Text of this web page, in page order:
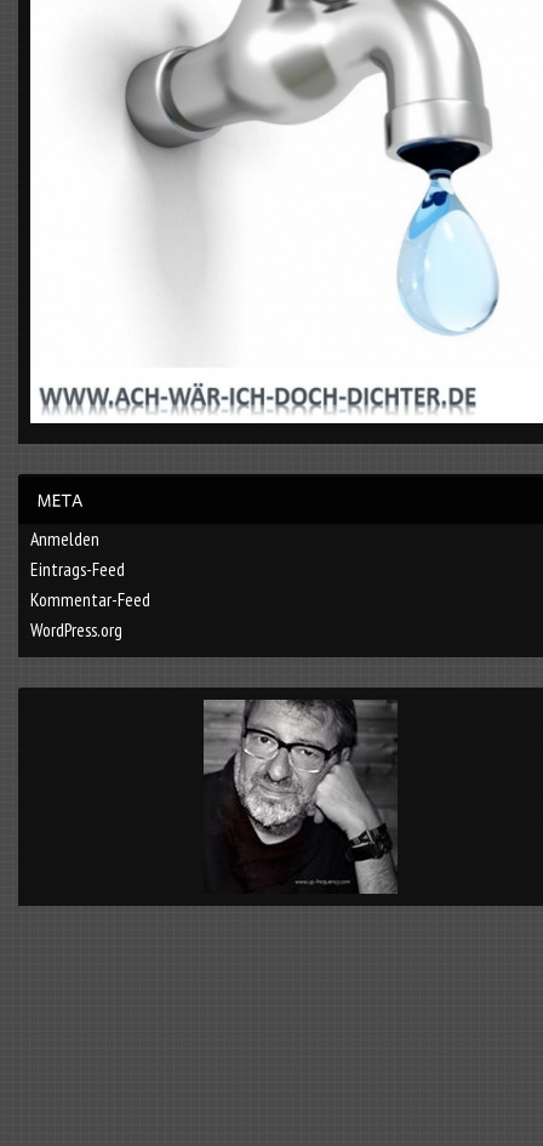
Anmelden
Eintrags-Feed
Kommentar-Feed
WordPress.org